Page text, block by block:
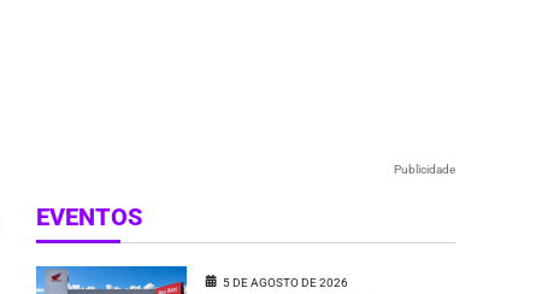
Publicidade
EVENTOS
5 DE AGOSTO DE 2026